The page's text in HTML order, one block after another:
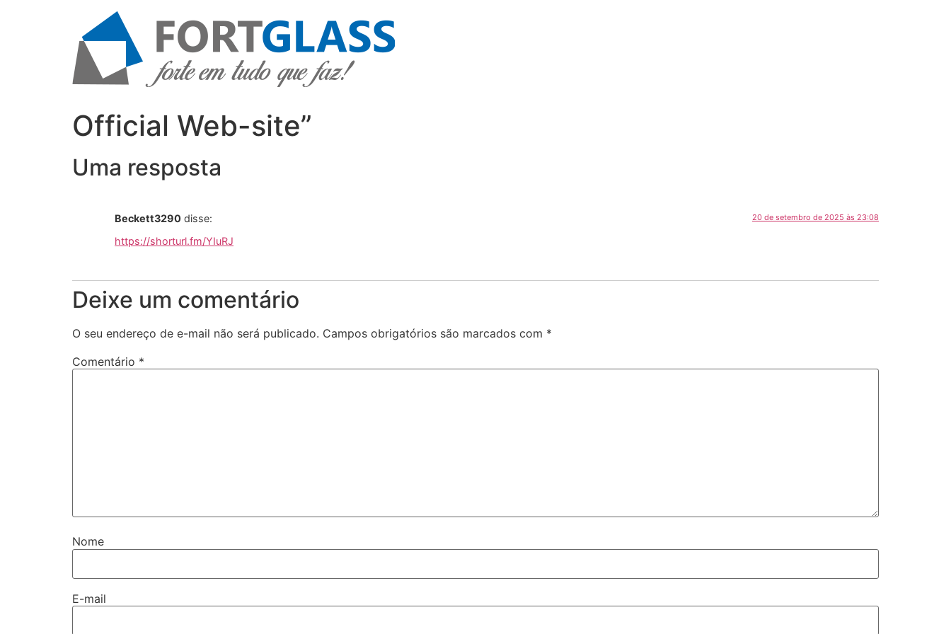
Official Web-site”
Uma resposta
Beckett3290 disse: 20 de setembro de 2025 às 23:08
https://shorturl.fm/YIuRJ
Deixe um comentário
O seu endereço de e-mail não será publicado. Campos obrigatórios são marcados com *
Comentário *
Nome
E-mail